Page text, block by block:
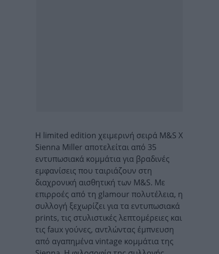
Η limited edition χειμερινή σειρά M&S X
Sienna Miller αποτελείται από 35
εντυπωσιακά κομμάτια για βραδινές
εμφανίσεις που ταιριάζουν στη
διαχρονική αισθητική των M&S. Με
επιρροές από τη glamour πολυτέλεια, η
συλλογή ξεχωρίζει για τα εντυπωσιακά
prints, τις στυλιστικές λεπτομέρειες και
τις faux γούνες, αντλώντας έμπνευση
από αγαπημένα vintage κομμάτια της